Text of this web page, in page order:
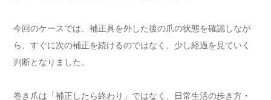
今回のケースでは、補正具を外した後の爪の状態を確認しなが
ら、すぐに次の補正を続けるのではなく、少し経過を見ていく
判断となりました。
巻き爪は「補正したら終わり」ではなく、日常生活の歩き方・